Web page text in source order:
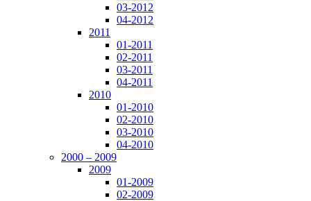
03-2012
04-2012
2011
01-2011
02-2011
03-2011
04-2011
2010
01-2010
02-2010
03-2010
04-2010
2000 – 2009
2009
01-2009
02-2009